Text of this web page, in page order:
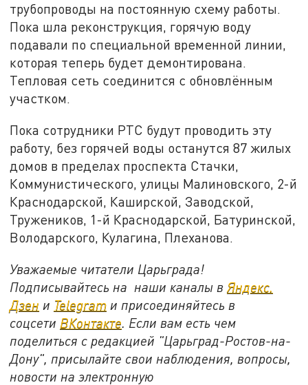
трубопроводы на постоянную схему работы.
Пока шла реконструкция, горячую воду
подавали по специальной временной линии,
которая теперь будет демонтирована.
Тепловая сеть соединится с обновлённым
участком.
Пока сотрудники РТС будут проводить эту
работу, без горячей воды останутся 87 жилых
домов в пределах проспекта Стачки,
Коммунистического, улицы Малиновского, 2-й
Краснодарской, Каширской, Заводской,
Тружеников, 1-й Краснодарской, Батуринской,
Володарского, Кулагина, Плеханова.
Уважаемые читатели Царьграда!
Подписывайтесь на наши каналы вЯндекс.
Дзен и Telegram и присоединяйтесь в
соцсети ВКонтакте. Если вам есть чем
поделиться с редакцией "Царьград-Ростов-на-
Дону", присылайте свои наблюдения, вопросы,
новости на электронную